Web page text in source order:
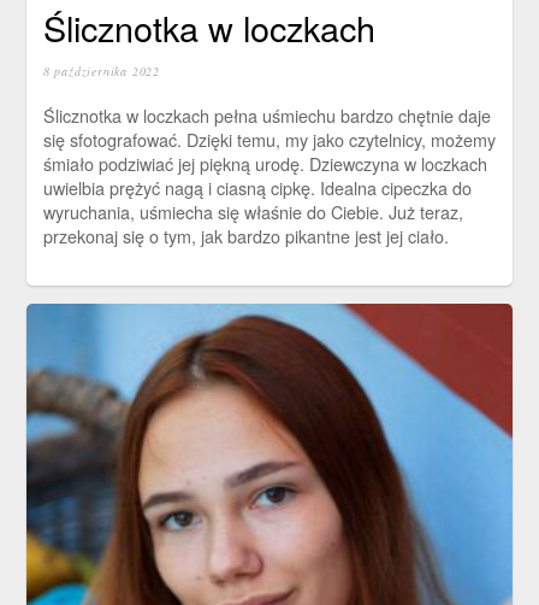
Ślicznotka w loczkach
8 października 2022
Ślicznotka w loczkach pełna uśmiechu bardzo chętnie daje
się sfotografować. Dzięki temu, my jako czytelnicy, możemy
śmiało podziwiać jej piękną urodę. Dziewczyna w loczkach
uwielbia prężyć nagą i ciasną cipkę. Idealna cipeczka do
wyruchania, uśmiecha się właśnie do Ciebie. Już teraz,
przekonaj się o tym, jak bardzo pikantne jest jej ciało.